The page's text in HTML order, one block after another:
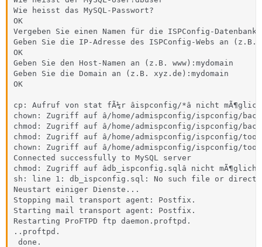
Wie heisst das MySQL-Passwort?
OK
Vergeben Sie einen Namen für die ISPConfig-
Geben Sie die IP-Adresse des ISPConfig-Webs an
OK
Geben Sie den Host-Namen an (z.B. www):mydomain
Geben Sie die Domain an (z.B. xyz.de):mydomain
OK
cp: Aufruf von stat fÃ¼r âispconfig/*â nicht
chown: Zugriff auf â/home/admispconfig/
chmod: Zugriff auf â/home/admispconfig/
chmod: Zugriff auf â/home/admispconfig/
chown: Zugriff auf â/home/admispconfig/
Connected successfully to MySQL server
chmod: Zugriff auf âdb_ispconfig.sqlâ nicht
sh: line 1: db_ispconfig.sql: No such file or
Neustart einiger Dienste...
Stopping mail transport agent: Postfix.
Starting mail transport agent: Postfix.
Restarting ProFTPD ftp daemon.proftpd.
..proftpd.
done.